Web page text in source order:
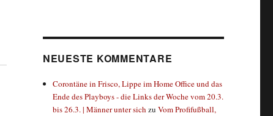
NEUESTE KOMMENTARE
Corontäne in Frisco, Lippe im Home Office und das
Ende des Playboys - die Links der Woche vom 20.3.
bis 26.3. | Männer unter sich zuVom Profifußball,